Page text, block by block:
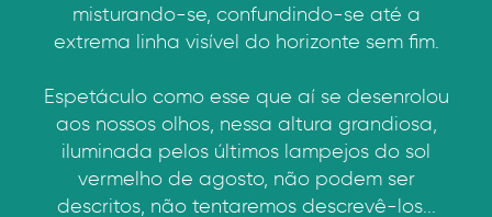
misturando-se, confundindo-se até a
extrema linha visível do horizonte sem fim.
Espetáculo como esse que aí se desenrolou
aos nossos olhos, nessa altura grandiosa,
iluminada pelos últimos lampejos do sol
vermelho de agosto, não podem ser
descritos, não tentaremos descrevê-los...